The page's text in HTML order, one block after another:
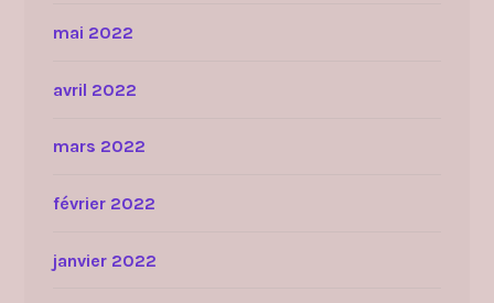
mai 2022
avril 2022
mars 2022
février 2022
janvier 2022